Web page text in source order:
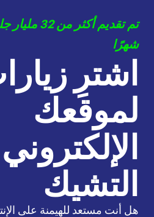
شهرًا
اشترِ
لموقعك
التشيك
هل أنت مستعد للهيمنة على